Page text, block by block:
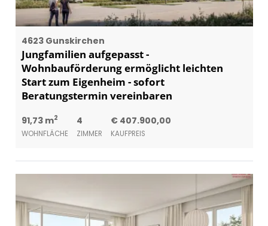
4623 Gunskirchen
Jungfamilien aufgepasst -
Wohnbauförderung ermöglicht leichten
Start zum Eigenheim - sofort
Beratungstermin vereinbaren
91,73 m2
WOHNFLÄCHE
4
ZIMMER
€ 407.900,00
KAUFPREIS